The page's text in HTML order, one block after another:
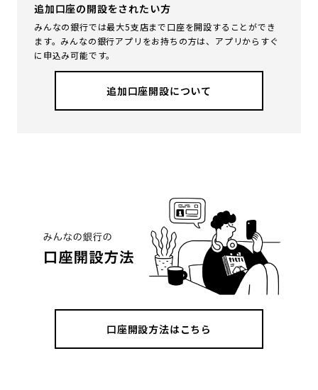
追加口座の開設をされたい方
みんなの銀行では最大5支店まで口座を開設することができ
ます。みんなの銀行アプリをお持ちの方は、アプリからすぐ
に申込み可能です。
追加口座開設について
口座開設方法はこちら